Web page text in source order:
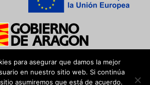
para asegurar que damos la mejor
en nuestro sitio web. Si continúa
asumiremos que está de acuerdo.